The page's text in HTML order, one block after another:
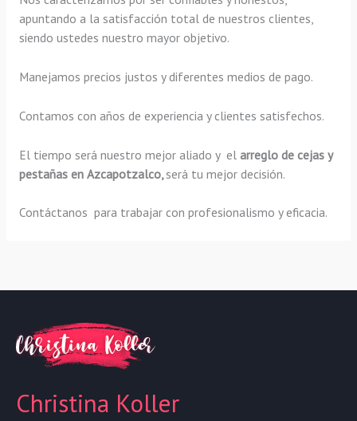
apuntando a la satisfacción total de nuestros clientes,
siendo ustedes nuestro mayor objetivo.
Manejamos precios justos y diferentes medios de pago.
Contamos con años de experiencia y clientes satisfechos.
El tiempo será nuestro mejor aliado y el arreglo de cejas y
pestañas en Azcapotzalco, será tu mejor decisión.
Contáctanos para trabajar con profesionalismo y eficacia.
Christina Koller